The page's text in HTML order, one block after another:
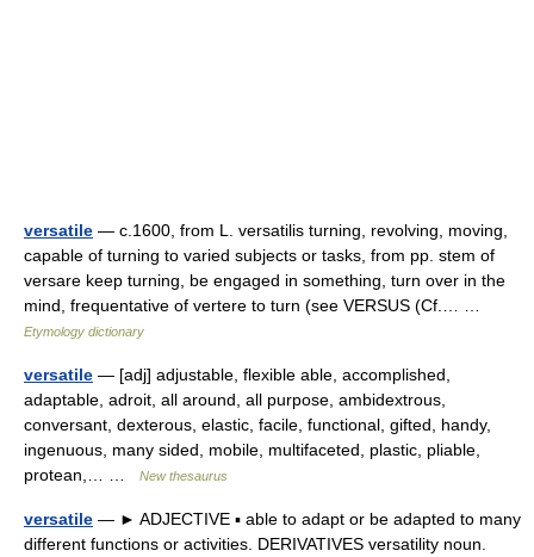
versatile — c.1600, from L. versatilis turning, revolving, moving,
capable of turning to varied subjects or tasks, from pp. stem of
versare keep turning, be engaged in something, turn over in the
mind, frequentative of vertere to turn (see VERSUS (Cf.… …
Etymology dictionary
versatile — [adj] adjustable, flexible able, accomplished,
adaptable, adroit, all around, all purpose, ambidextrous,
conversant, dexterous, elastic, facile, functional, gifted, handy,
ingenuous, many sided, mobile, multifaceted, plastic, pliable,
protean,… …
New thesaurus
versatile — ► ADJECTIVE ▪ able to adapt or be adapted to many
different functions or activities. DERIVATIVES versatility noun.